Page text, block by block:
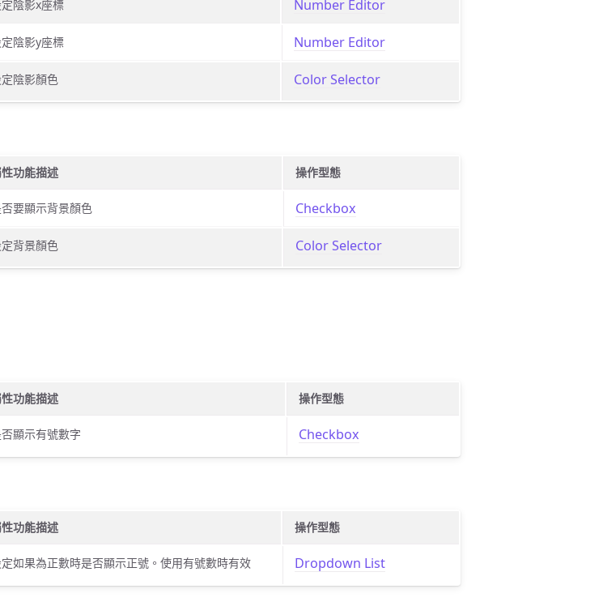
陰影x座標 Number Editor
陰影y座標 Number Editor
陰影顏色 Color Selector
功能描述 操作型態
要顯示背景顏色 Checkbox
背景顏色 Color Selector
功能描述 操作型態
顯示有號數字 Checkbox
功能描述 操作型態
如果為正數時是否顯示正號。使用有號數時有效 Dropdown List